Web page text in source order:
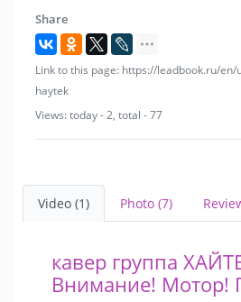
Share
Link to this page: https://leadbook.ru/
haytek
Views: today - 2, total - 77
Video (1) Photo (7)
кавер группа
Внимание! Мотор!